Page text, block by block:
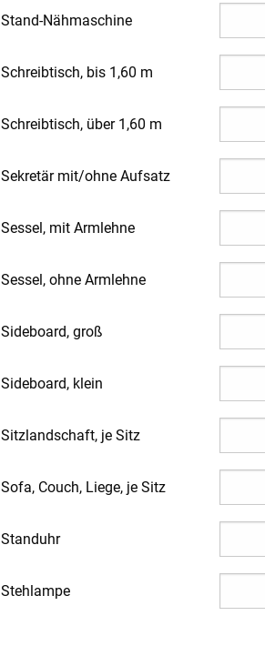
Stand-Nähmaschine
Schreibtisch, bis 1,60 m
Schreibtisch, über 1,60 m
Sekretär mit/ohne Aufsatz
Sessel, mit Armlehne
Sessel, ohne Armlehne
Sideboard, groß
Sideboard, klein
Sitzlandschaft, je Sitz
Sofa, Couch, Liege, je Sitz
Standuhr
Stehlampe